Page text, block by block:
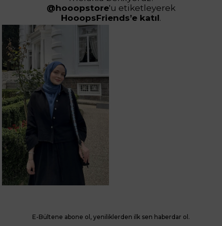
@hooopstore'u etiketleyerek
HooopsFriends’e katıl.
E-Bültene abone ol, yeniliklerden ilk sen haberdar ol.